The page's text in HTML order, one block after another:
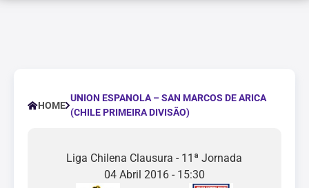
HOME
UNION ESPANOLA – SAN MARCOS DE ARICA
(CHILE PRIMEIRA DIVISÃO)
Liga Chilena Clausura - 11ª Jornada
04 Abril 2016 - 15:30